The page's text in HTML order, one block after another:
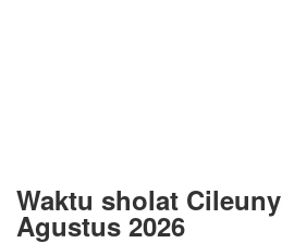
Waktu sholat
Agustus 2026